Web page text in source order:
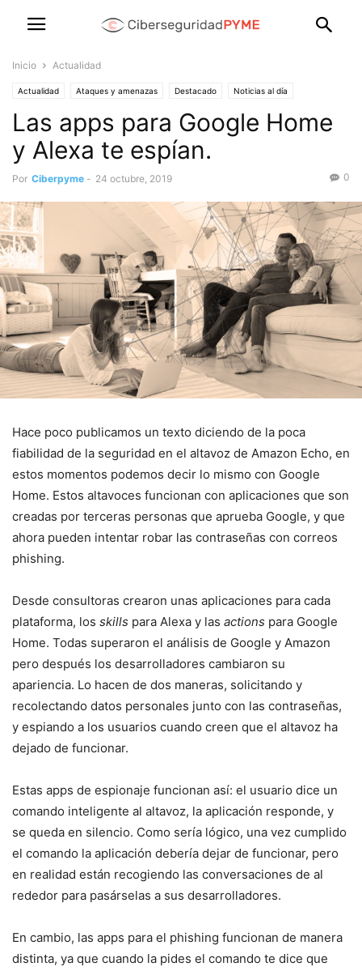
Inicio Actualidad
Actualidad Ataques y amenazas Destacado Noticias al día
Productos y servicios de las empresas
Las apps para Google Home
y Alexa te espían.
Por Ciberpyme - 24 octubre, 2019 0
Hace poco publicamos un texto diciendo de la poca
fiabilidad de la seguridad en el altavoz de Amazon Echo, en
estos momentos podemos decir lo mismo con Google
Home. Estos altavoces funcionan con aplicaciones que son
creadas por terceras personas que aprueba Google, y que
ahora pueden intentar robar las contraseñas con correos
phishing.
Desde consultoras crearon unas aplicaciones para cada
plataforma, los skills para Alexa y las actions para Google
Home. Todas superaron el análisis de Google y Amazon
pero después los desarrolladores cambiaron su
apariencia. Lo hacen de dos maneras, solicitando y
recolectando datos personales junto con las contraseñas,
y espiando a los usuarios cuando creen que el altavoz ha
dejado de funcionar.
Estas apps de espionaje funcionan así: el usuario dice un
comando inteligente al altavoz, la aplicación responde, y
se queda en silencio. Como sería lógico, una vez cumplido
el comando la aplicación debería dejar de funcionar, pero
en realidad están recogiendo las conversaciones de al
rededor para pasárselas a sus desarrolladores.
En cambio, las apps para el phishing funcionan de manera
distinta, ya que cuando la pides el comando te dice que